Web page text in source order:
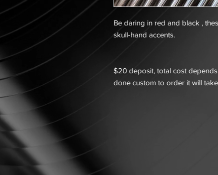
Be daring in red and black ,
skull-hand accents.
$20 deposit, total cost
done custom to order it will